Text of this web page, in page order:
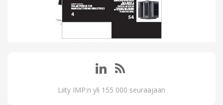
Liity IMP:n yli 155 000 seuraajaan